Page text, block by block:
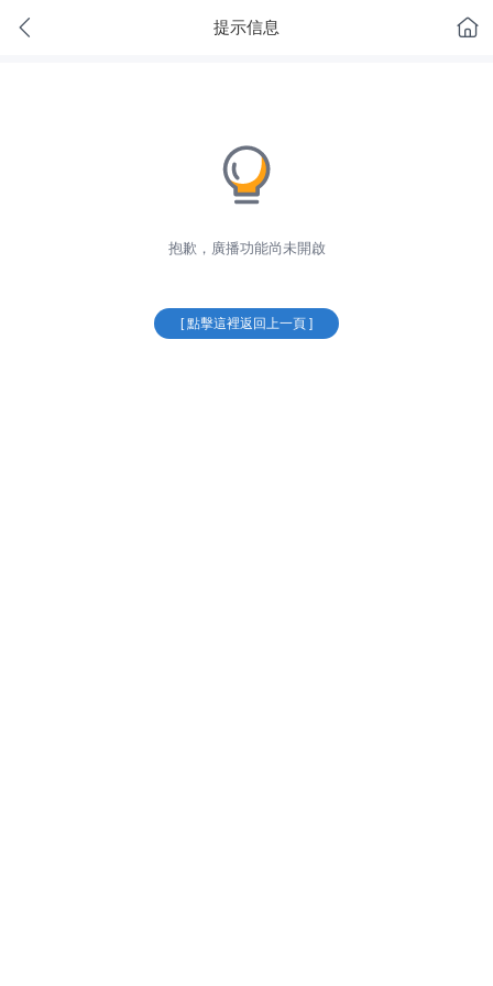
提示信息
抱歉，廣播功能尚未開啟
[ 點擊這裡返回上一頁 ]